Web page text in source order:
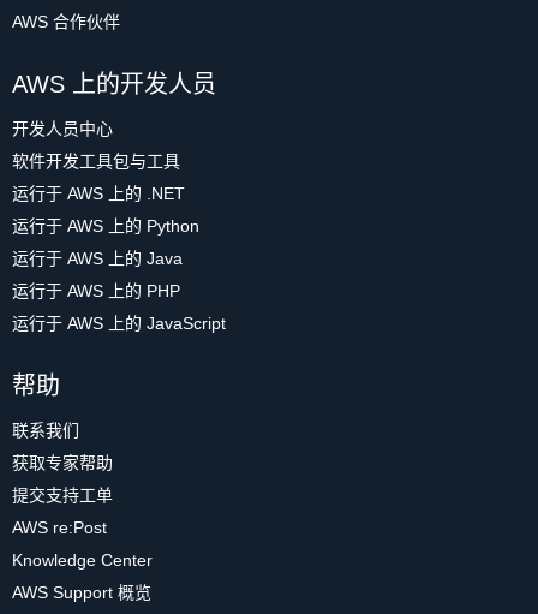
AWS 合作伙伴
AWS 上的开发人员
开发人员中心
软件开发工具包与工具
运行于 AWS 上的 .NET
运行于 AWS 上的 Python
运行于 AWS 上的 Java
运行于 AWS 上的 PHP
运行于 AWS 上的 JavaScript
帮助
联系我们
获取专家帮助
提交支持工单
AWS re:Post
Knowledge Center
AWS Support 概览